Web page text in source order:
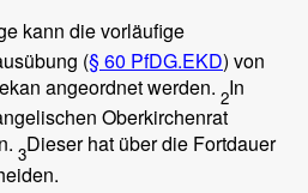
kann die vorläufige
(§ 60 PfDG.EKD) von
angeordnet werden. 2In
Oberkirchenrat
3Dieser hat über die Fortdauer